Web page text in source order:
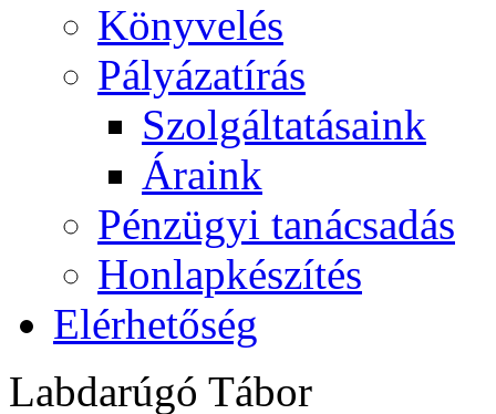
Könyvelés
Pályázatírás
Szolgáltatásaink
Áraink
Pénzügyi tanácsadás
Honlapkészítés
Elérhetőség
Labdarúgó Tábor